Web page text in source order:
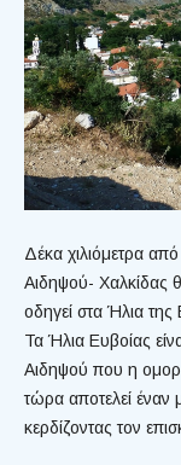
Δέκα χιλιόμετρα
Αιδηψού- Χαλκίδας
οδηγεί στα Ήλια της
Τα Ήλια Ευβοίας
Αιδηψού που η
τώρα αποτελεί έναν
κερδίζοντας τον